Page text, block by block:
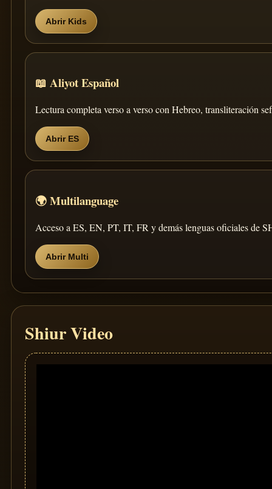
Abrir Kids
📖 Aliyot Español
Lectura completa verso a verso con Hebreo, transliteración
Abrir ES
🌍 Multilanguage
Acceso a ES, EN, PT, IT, FR y demás lenguas oficiales de
Abrir Multi
Shiur Video